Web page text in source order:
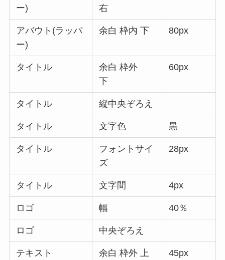
ー)
右
アバウト(ラッパ
ー)
余白 枠内 下 80px
タイトル
余白 枠外
下
60px
タイトル 縦中央ぞろえ
タイトル 文字色 黒
タイトル
フォントサイ
ズ
28px
タイトル 文字間 4px
ロゴ 幅 40％
ロゴ 中央ぞろえ
テキスト 余白 枠外 上 45px